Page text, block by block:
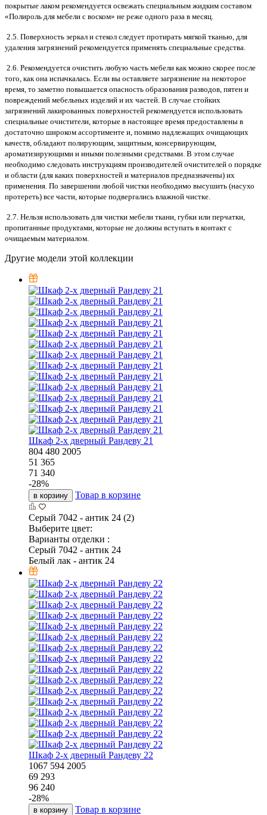
покрытые лаком рекомендуется освежать специальным жидким составом
«Полироль для мебели с воском» не реже одного раза в месяц.
2.5. Поверхность зеркал и стекол следует протирать мягкой тканью, для
удаления загрязнений рекомендуется применять специальные средства.
2.6. Рекомендуется очистить любую часть мебели как можно скорее после
того, как она испачкалась. Если вы оставляете загрязнение на некоторое
время, то заметно повышается опасность образования разводов, пятен и
повреждений мебельных изделий и их частей. В случае стойких
загрязнений лакированных поверхностей рекомендуется использовать
специальные очистители, которые в настоящее время предоставлены в
достаточно широком ассортименте и, помимо надлежащих очищающих
качеств, обладают полирующим, защитным, консервирующим,
ароматизирующими и иными полезными средствами. В этом случае
необходимо следовать инструкциям производителей очистителей о порядке
и области (для каких поверхностей и материалов предназначены) их
применения. По завершении любой чистки необходимо высушить (насухо
протереть) все части, которые подвергались влажной чистке.
2.7. Нельзя использовать для чистки мебели ткани, губки или перчатки,
пропитанные продуктами, которые не должны вступать в контакт с
очищаемым материалом.
Другие модели этой коллекции
Шкаф 2-х дверный Рандеву 21
804 480 2005
51 365
71 340
-28%
в корзину Товар в корзине
Серый 7042 - антик 24 (2)
Выберите цвет:
Варианты отделки :
Серый 7042 - антик 24
Белый лак - антик 24
Шкаф 2-х дверный Рандеву 22
1067 594 2005
69 293
96 240
-28%
в корзину Товар в корзине